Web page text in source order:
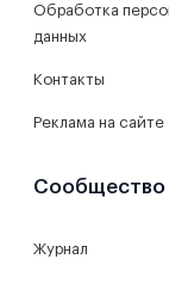
Обработка
данных
Контакты
Реклама на сайте
Сообщество
Журнал